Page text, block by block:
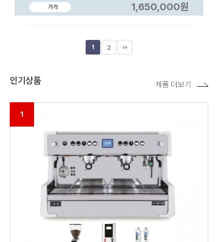
가격 1,650,000원
1 2
인기상품
1
제품 더보기